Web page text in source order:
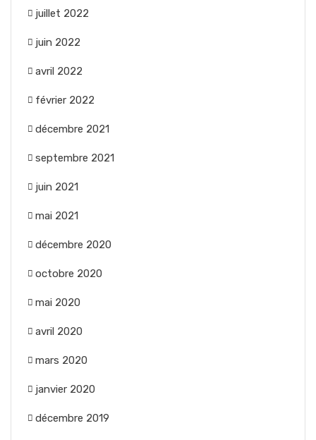
juillet 2022
juin 2022
avril 2022
février 2022
décembre 2021
septembre 2021
juin 2021
mai 2021
décembre 2020
octobre 2020
mai 2020
avril 2020
mars 2020
janvier 2020
décembre 2019